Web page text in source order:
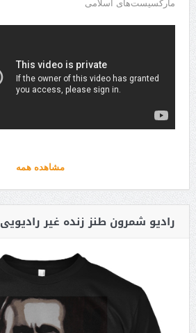
مارکسیست‌های اسلامی
مشاهده همه
رادیو شمرون طنز زنده غیر رادیویی